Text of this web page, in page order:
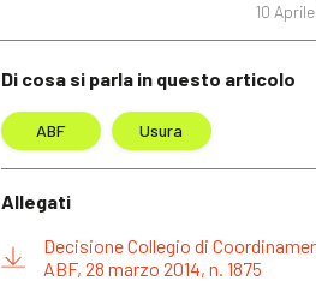
10
Di cosa si parla in questo articolo
ABF Usura
Allegati
Decisione Collegio di
ABF, 28 marzo 2014, n. 1875